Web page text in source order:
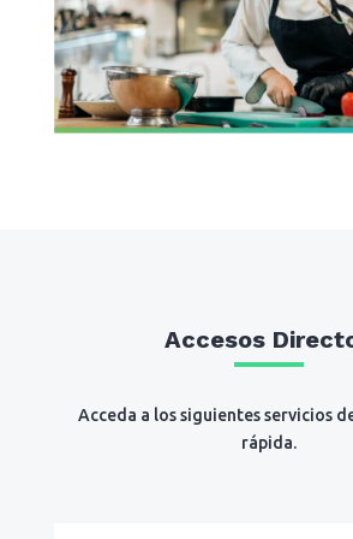
Accesos
Acceda a los siguientes servicios
rápida.